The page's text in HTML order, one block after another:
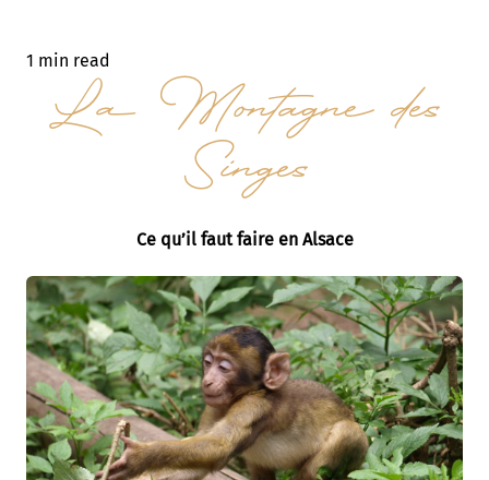
1 min read
La Montagne des
Singes
Ce qu’il faut faire en Alsace